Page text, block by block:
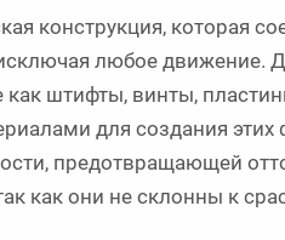
конструкция, которая
любое движение.
штифты, винты,
для создания этих
предотвращающей
как они не склонны к